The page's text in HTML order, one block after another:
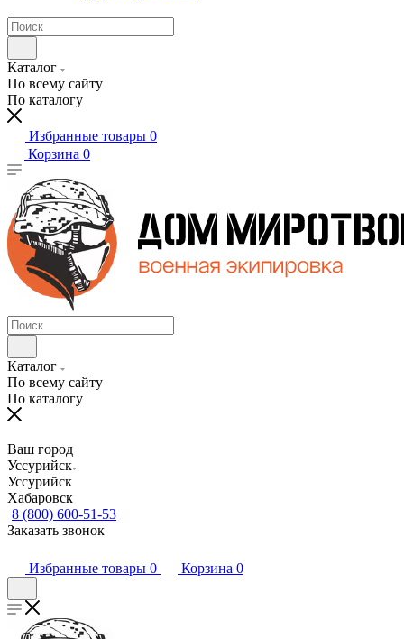
Каталог
По всему сайту
По каталогу
Избранные товары 0
Корзина 0
Каталог
По всему сайту
По каталогу
Ваш город
Уссурийск
Уссурийск
Хабаровск
8 (800) 600-51-53
Заказать звонок
Избранные товары 0 Корзина 0